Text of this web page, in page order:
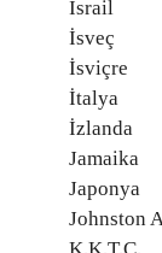
İsrail
İsveç
İsviçre
İtalya
İzlanda
Jamaika
Japonya
Johnston